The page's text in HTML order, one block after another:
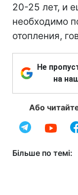
20-25 лет, и
необходимо
отопления,
Не
на
Або
Більше по темі: